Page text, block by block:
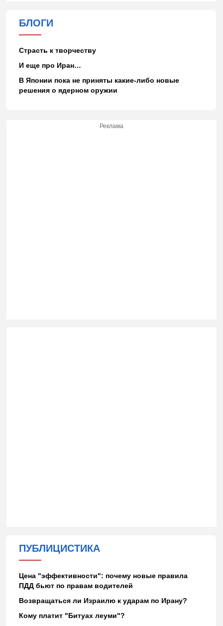
БЛОГИ
Страсть к творчеству
И еще про Иран…
В Японии пока не приняты какие-либо новые
решения о ядерном оружии
Реклама
ПУБЛИЦИСТИКА
Цена "эффективности": почему новые правила
ПДД бьют по правам водителей
Возвращаться ли Израилю к ударам по Ирану?
Кому платит "Битуах леуми"?